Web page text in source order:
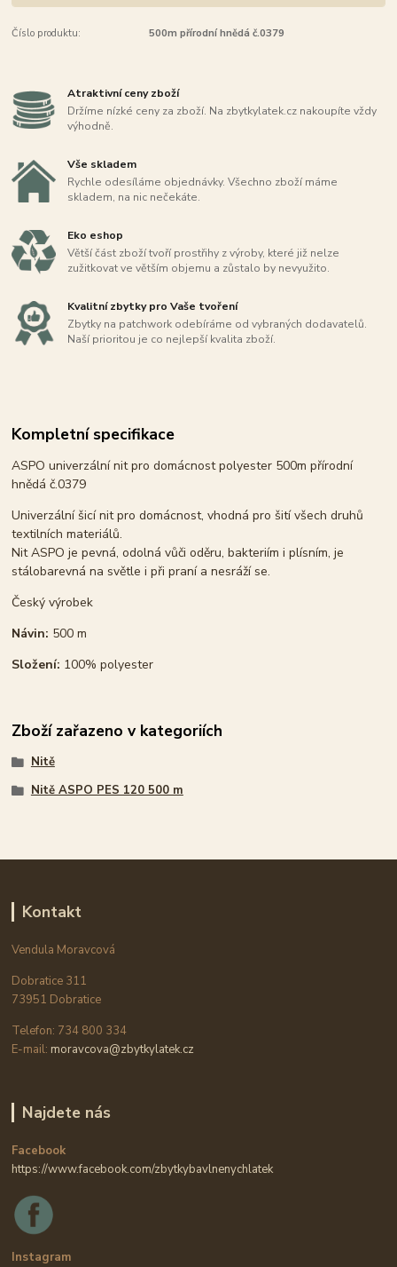
Číslo produktu: 500m přírodní hnědá č.0379
Atraktivní ceny zboží
Držíme nízké ceny za zboží. Na zbytkylatek.cz nakoupíte vždy
výhodně.
Vše skladem
Rychle odesíláme objednávky. Všechno zboží máme
skladem, na nic nečekáte.
Eko eshop
Větší část zboží tvoří prostřihy z výroby, které již nelze
zužitkovat ve větším objemu a zůstalo by nevyužito.
Kvalitní zbytky pro Vaše tvoření
Zbytky na patchwork odebíráme od vybraných dodavatelů.
Naší prioritou je co nejlepší kvalita zboží.
Kompletní specifikace
ASPO univerzální nit pro domácnost polyester 500m přírodní
hnědá č.0379
Univerzální šicí nit pro domácnost, vhodná pro šití všech druhů
textilních materiálů.
Nit ASPO je pevná, odolná vůči oděru, bakteriím i plísním, je
stálobarevná na světle i při praní a nesráží se.
Český výrobek
Návin: 500 m
Složení: 100% polyester
Zboží zařazeno v kategoriích
Nitě
Nitě ASPO PES 120 500 m
Kontakt
Vendula Moravcová
Dobratice 311
73951 Dobratice
Telefon: 734 800 334
E-mail: moravcova@zbytkylatek.cz
Najdete nás
Facebook
https://www.facebook.com/zbytkybavlnenychlatek
Instagram